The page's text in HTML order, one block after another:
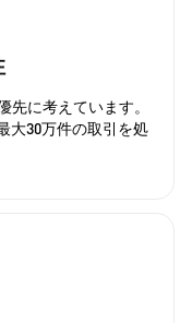
に考えています。
大30万件の取引を処